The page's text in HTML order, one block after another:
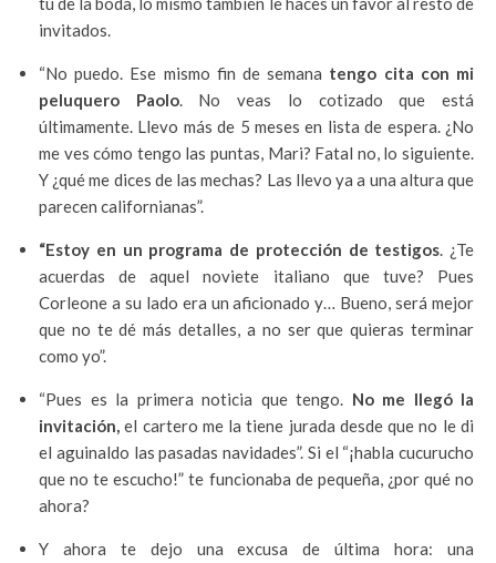
invitados.
“No puedo. Ese mismo fin de semana tengo cita con mi
peluquero Paolo. No veas lo cotizado que está
últimamente. Llevo más de 5 meses en lista de espera. ¿No
me ves cómo tengo las puntas, Mari? Fatal no, lo siguiente.
Y ¿qué me dices de las mechas? Las llevo ya a una altura que
parecen californianas”.
“Estoy en un programa de protección de testigos. ¿Te
acuerdas de aquel noviete italiano que tuve? Pues
Corleone a su lado era un aficionado y… Bueno, será mejor
que no te dé más detalles, a no ser que quieras terminar
como yo”.
“Pues es la primera noticia que tengo. No me llegó la
invitación, el cartero me la tiene jurada desde que no le di
el aguinaldo las pasadas navidades”. Si el “¡habla cucurucho
que no te escucho!” te funcionaba de pequeña, ¿por qué no
ahora?
Y ahora te dejo una excusa de última hora: una